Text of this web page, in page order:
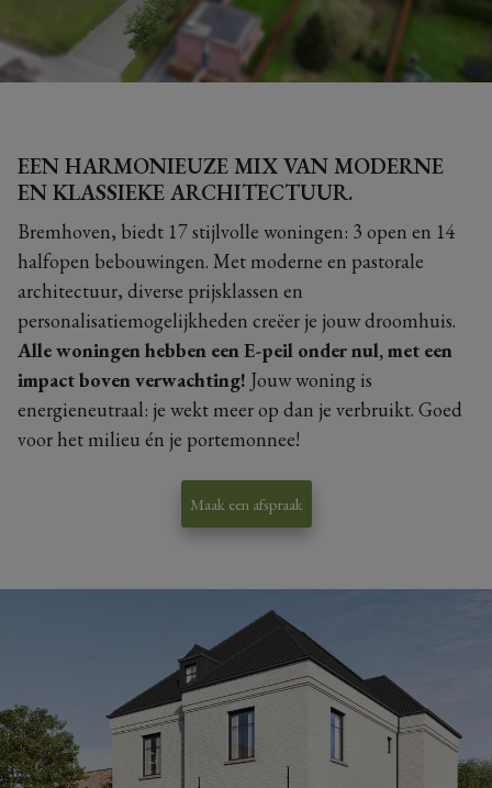
EEN HARMONIEUZE MIX VAN MODERNE
EN KLASSIEKE ARCHITECTUUR.
Bremhoven, biedt 17 stijlvolle woningen: 3 open en 14
halfopen bebouwingen. Met moderne en pastorale
architectuur, diverse prijsklassen en
personalisatiemogelijkheden creëer je jouw droomhuis.
Alle woningen hebben een E-peil onder nul, met een
impact boven verwachting! Jouw woning is
energieneutraal: je wekt meer op dan je verbruikt. Goed
voor het milieu én je portemonnee!
Maak een afspraak